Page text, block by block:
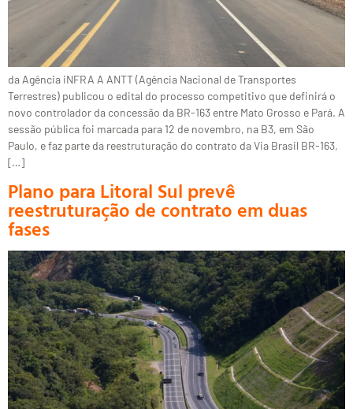
da Agência iNFRA A ANTT (Agência Nacional de Transportes
Terrestres) publicou o edital do processo competitivo que definirá o
novo controlador da concessão da BR-163 entre Mato Grosso e Pará. A
sessão pública foi marcada para 12 de novembro, na B3, em São
Paulo, e faz parte da reestruturação do contrato da Via Brasil BR-163,
[…]
Plano para Litoral Sul prevê
reestruturação de contrato em duas
fases